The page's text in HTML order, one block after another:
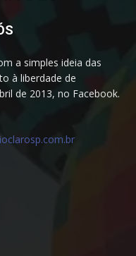
a simples ideia das
à liberdade de
de 2013, no Facebook.